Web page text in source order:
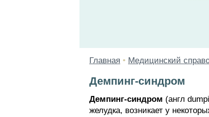
Главная • Медицинский
Демпинг-синдром
Демпинг-синдром (англ
желудка, возникает у